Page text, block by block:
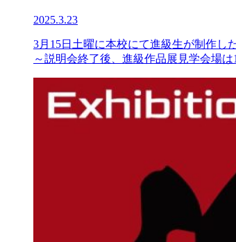
2025.3.23
3月15日土曜に本校にて進級生が制作
～説明会終了後、進級作品展見学会場